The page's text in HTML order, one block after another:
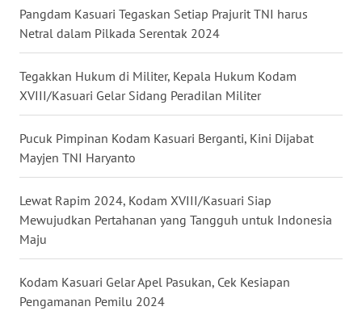
Pangdam Kasuari Tegaskan Setiap Prajurit TNI harus
Netral dalam Pilkada Serentak 2024
Tegakkan Hukum di Militer, Kepala Hukum Kodam
XVIII/Kasuari Gelar Sidang Peradilan Militer
Pucuk Pimpinan Kodam Kasuari Berganti, Kini Dijabat
Mayjen TNI Haryanto
Lewat Rapim 2024, Kodam XVIII/Kasuari Siap
Mewujudkan Pertahanan yang Tangguh untuk Indonesia
Maju
Kodam Kasuari Gelar Apel Pasukan, Cek Kesiapan
Pengamanan Pemilu 2024
SULUT
WN
WN
DANAU
TOBA
WN